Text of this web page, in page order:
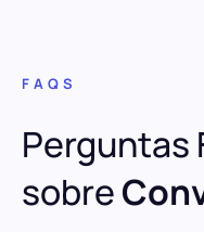
FAQS
Perguntas
sobre